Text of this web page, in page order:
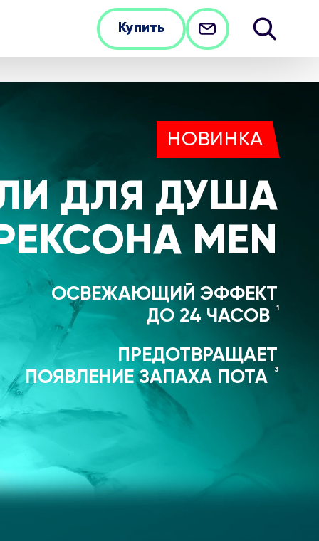
Купить
НОВИНКА
ДЛЯ ДУША
MEN
ОСВЕЖАЮЩИЙ ЭФФЕКТ
ДО 24 ЧАСОВ
1
ПРЕДОТВРАЩАЕТ
ПОЯВЛЕНИЕ ЗАПАХА ПОТА
3